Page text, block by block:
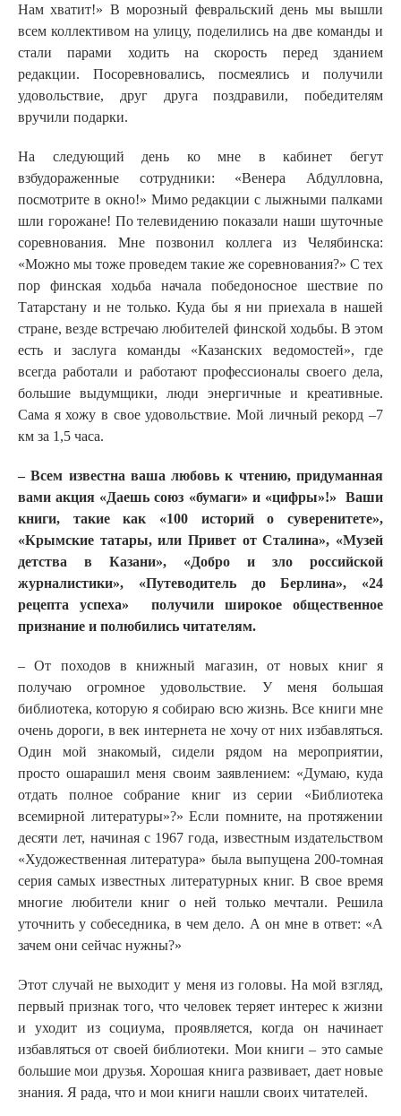
Нам хватит!» В морозный февральский день мы вышли
всем коллективом на улицу, поделились на две команды и
стали парами ходить на скорость перед зданием
редакции. Посоревновались, посмеялись и получили
удовольствие, друг друга поздравили, победителям
вручили подарки.
На следующий день ко мне в кабинет бегут
взбудораженные сотрудники: «Венера Абдулловна,
посмотрите в окно!» Мимо редакции с лыжными палками
шли горожане! По телевидению показали наши шуточные
соревнования. Мне позвонил коллега из Челябинска:
«Можно мы тоже проведем такие же соревнования?» С тех
пор финская ходьба начала победоносное шествие по
Татарстану и не только. Куда бы я ни приехала в нашей
стране, везде встречаю любителей финской ходьбы. В этом
есть и заслуга команды «Казанских ведомостей», где
всегда работали и работают профессионалы своего дела,
большие выдумщики, люди энергичные и креативные.
Сама я хожу в свое удовольствие. Мой личный рекорд –7
км за 1,5 часа.
– Всем известна ваша любовь к чтению, придуманная
вами акция «Даешь союз «бумаги» и «цифры»!» Ваши
книги, такие как «100 историй о суверенитете»,
«Крымские татары, или Привет от Сталина», «Музей
детства в Казани», «Добро и зло российской
журналистики», «Путеводитель до Берлина», «24
рецепта успеха» получили широкое общественное
признание и полюбились читателям.
– От походов в книжный магазин, от новых книг я
получаю огромное удовольствие. У меня большая
библиотека, которую я собираю всю жизнь. Все книги мне
очень дороги, в век интернета не хочу от них избавляться.
Один мой знакомый, сидели рядом на мероприятии,
просто ошарашил меня своим заявлением: «Думаю, куда
отдать полное собрание книг из серии «Библиотека
всемирной литературы»?» Если помните, на протяжении
десяти лет, начиная с 1967 года, известным издательством
«Художественная литература» была выпущена 200-томная
серия самых известных литературных книг. В свое время
многие любители книг о ней только мечтали. Решила
уточнить у собеседника, в чем дело. А он мне в ответ: «А
зачем они сейчас нужны?»
Этот случай не выходит у меня из головы. На мой взгляд,
первый признак того, что человек теряет интерес к жизни
и уходит из социума, проявляется, когда он начинает
избавляться от своей библиотеки. Мои книги – это самые
большие мои друзья. Хорошая книга развивает, дает новые
знания. Я рада, что и мои книги нашли своих читателей.